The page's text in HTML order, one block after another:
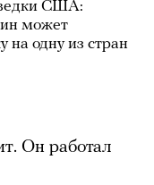
США:
может
на одну из стран
Он работал